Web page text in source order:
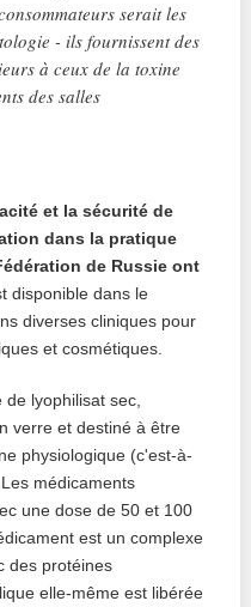
serait les
- ils fournissent des
à ceux de la toxine
des salles
et la sécurité de
dans la pratique
de Russie ont
disponible dans le
diverses cliniques pour
et cosmétiques.
de lyophilisat sec,
verre et destiné à être
physiologique (c'est-à-
médicaments
une dose de 50 et 100
est un complexe
des protéines
elle-même est libérée